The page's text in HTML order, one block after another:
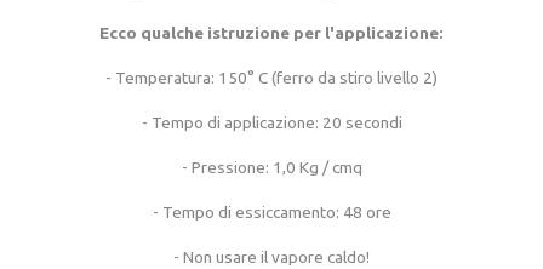
Colori dei fili per tutti i prodotti tessuti
Materiali, qualità e densità
Campione prima di produrre
Colori dei fili per tutti i prodotti tessuti
Materiali, qualità e densità
Regole approssimative per il design
Colori dei fili per tutti i prodotti tessuti
Piegature e dimensioni delle etichette stampate
Campione prima di produrre
Colori dei fili per tutti i prodotti tessuti
Su di noi
Ecco qualche istruzione per l'applicazione:
- Temperatura: 150° C (ferro da stiro livello 2)
- Tempo di applicazione: 20 secondi
- Pressione: 1,0 Kg / cmq
- Tempo di essiccamento: 48 ore
- Non usare il vapore caldo!